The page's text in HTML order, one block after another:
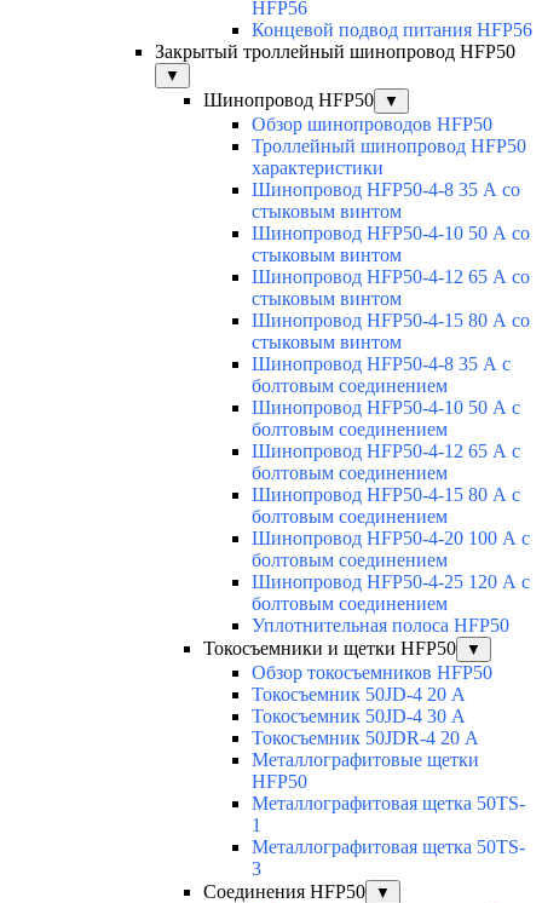
HFP56
Концевой подвод питания HFP56
Закрытый троллейный шинопровод HFP50
▼
Шинопровод HFP50 ▼
Обзор шинопроводов HFP50
Троллейный шинопровод HFP50
характеристики
Шинопровод HFP50-4-8 35 А со
стыковым винтом
Шинопровод HFP50-4-10 50 А со
стыковым винтом
Шинопровод HFP50-4-12 65 А со
стыковым винтом
Шинопровод HFP50-4-15 80 А со
стыковым винтом
Шинопровод HFP50-4-8 35 А с
болтовым соединением
Шинопровод HFP50-4-10 50 А с
болтовым соединением
Шинопровод HFP50-4-12 65 А с
болтовым соединением
Шинопровод HFP50-4-15 80 А с
болтовым соединением
Шинопровод HFP50-4-20 100 А с
болтовым соединением
Шинопровод HFP50-4-25 120 А с
болтовым соединением
Уплотнительная полоса HFP50
Токосъемники и щетки HFP50
▼
Обзор токосъемников HFP50
Токосъемник 50JD-4 20 А
Токосъемник 50JD-4 30 А
Токосъемник 50JDR-4 20 А
Металлографитовые щетки
HFP50
Металлографитовая щетка 50TS-
1
Металлографитовая щетка 50TS-
3
Соединения HFP50
▼